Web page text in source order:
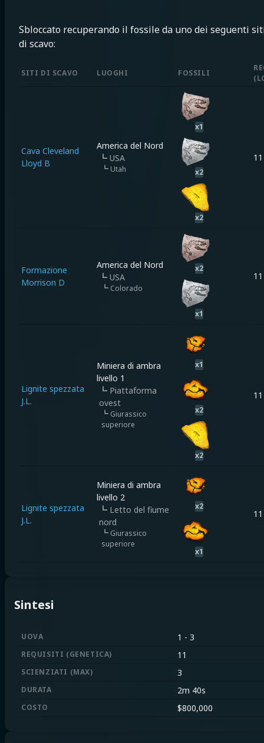
Sbloccato recuperando il fossile da uno dei seguenti
di scavo:
SITI DI SCAVO LUOGHI FOSSILI
(
Cava Cleveland
Lloyd B
America del Nord
┗ USA
┗ Utah
x1
x2
x2
11
Formazione
Morrison D
America del Nord
┗ USA
┗ Colorado
x2
x1
11
Lignite spezzata
J.L.
Miniera di ambra
livello 1
┗ Piattaforma
ovest
┗ Giurassico
superiore
x1
x2
x2
11
Lignite spezzata
J.L.
Miniera di ambra
livello 2
┗ Letto del fiume
nord
┗ Giurassico
superiore
x2
x1
11
Sintesi
UOVA 1 - 3
REQUISITI (GENETICA) 11
SCIENZIATI (MAX) 3
DURATA 2m 40s
COSTO $800,000